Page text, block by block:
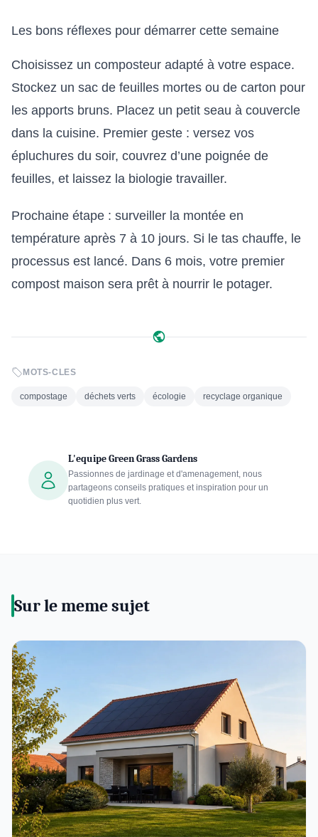
Les bons réflexes pour démarrer cette semaine
Choisissez un composteur adapté à votre espace.
Stockez un sac de feuilles mortes ou de carton pour
les apports bruns. Placez un petit seau à couvercle
dans la cuisine. Premier geste : versez vos
épluchures du soir, couvrez d’une poignée de
feuilles, et laissez la biologie travailler.
Prochaine étape : surveiller la montée en
température après 7 à 10 jours. Si le tas chauffe, le
processus est lancé. Dans 6 mois, votre premier
compost maison sera prêt à nourrir le potager.
MOTS-CLES
compostage déchets verts écologie recyclage organique
L'equipe Green Grass Gardens
Passionnes de jardinage et d'amenagement, nous
partageons conseils pratiques et inspiration pour un
quotidien plus vert.
Sur le meme sujet